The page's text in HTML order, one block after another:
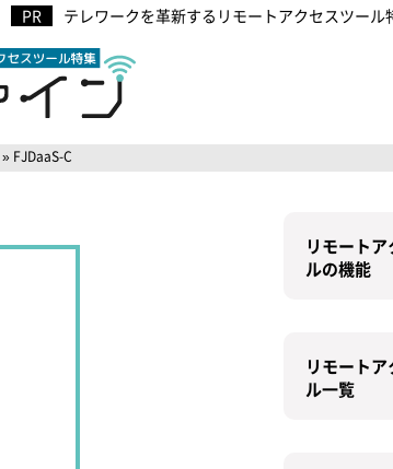
テレワークを革新するリモートアクセスツール
» FJDaaS-C
リモート
ルの機能
リモート
ル一覧